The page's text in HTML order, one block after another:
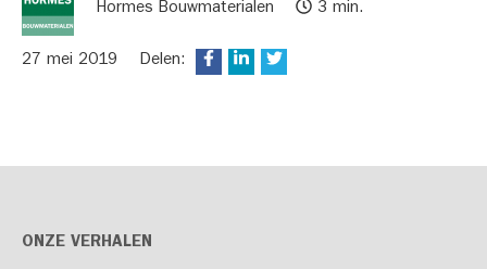
Hormes Bouwmaterialen 3 min.
27 mei 2019 Delen:
ONZE VERHALEN